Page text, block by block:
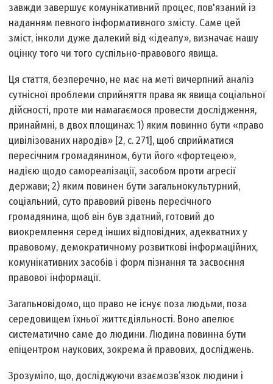
завжди завершує комунікативний процес, пов'язаний із
наданням певного інформативного змісту. Саме цей
зміст, інколи дуже далекий від «ідеалу», визначає нашу
оцінку того чи того суспільно-правового явища.
Ця стаття, безперечно, не має на меті вичерпний аналіз
сутнісної проблеми сприйняття права як явища соціальної
дійсності, проте ми намагаємося провести дослідження,
принаймні, в двох площинах: 1) яким повинно бути «право
цивілізованих народів» [2, с. 271], щоб сприйматися
пересічним громадянином, бути його «фортецею»,
надією щодо самореалізації, засобом проти агресії
держави; 2) яким повинен бути загальнокультурний,
соціальний, суто правовий рівень пересічного
громадянина, щоб він був здатний, готовий до
виокремлення серед інших відповідних, адекватних у
правовому, демократичному розвиткові інформаційних,
комунікативних засобів і форм пізнання та засвоєння
правової інформації.
Загальновідомо, що право не існує поза людьми, поза
середовищем їхньої життєдіяльності. Воно апелює
систематично саме до людини. Людина повинна бути
епіцентром наукових, зокрема й правових, досліджень.
Зрозуміло, що, досліджуючи взаємозв’язок людини і